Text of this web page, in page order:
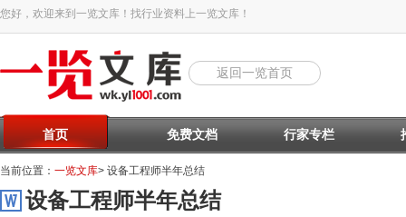
您好，欢迎来到一览文库！找行业资料上一览文库！
返回一览首页
首页 免费文档 行家专栏
当前位置： 一览文库> 设备工程师半年总结
设备工程师半年总结